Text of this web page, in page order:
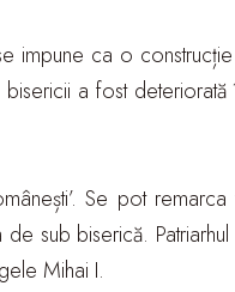
impune ca o
a fost deteriorată
Se pot
sub biserică.
Mihai I.